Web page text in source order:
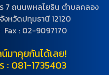
7 ถนนพหลโยธิน ตำบลคลอง
งหวัดปทุมธานี 12120
: 02-9097170
มาคุยกันได้เลย!
: 081-1735403